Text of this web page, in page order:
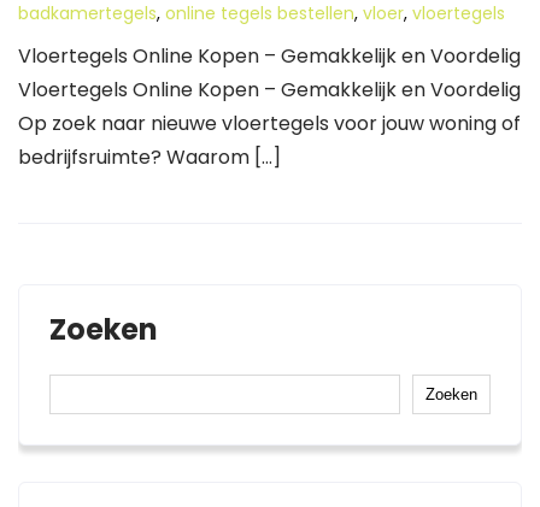
badkamertegels, online tegels bestellen, vloer, vloertegels
Vloertegels Online Kopen – Gemakkelijk en Voordelig
Vloertegels Online Kopen – Gemakkelijk en Voordelig
Op zoek naar nieuwe vloertegels voor jouw woning of
bedrijfsruimte? Waarom […]
Zoeken
Zoeken